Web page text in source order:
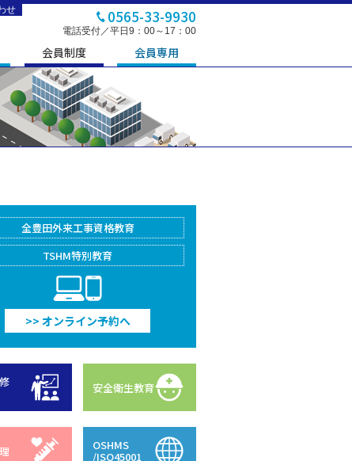
せ 0565-33-9930
電話受付／平日9：00～17：00
会員制度 会員専用
全豊田外来工事資格教育
TSHM特別教育
>> オンライン予約へ
安全衛生教育
OSHMS
/ISO45001